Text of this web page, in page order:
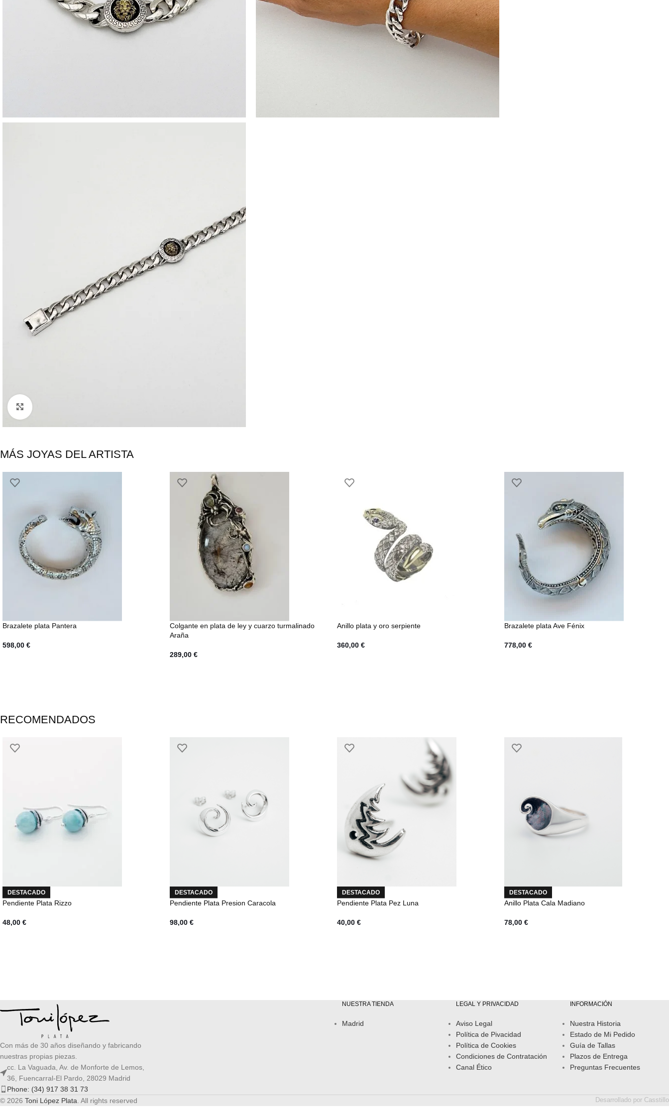
MÁS JOYAS DEL ARTISTA
Brazalete plata Pantera
598,00 €
Colgante en plata de ley y cuarzo turmalinado
Araña
289,00 €
Anillo plata y oro serpiente
360,00 €
Brazalete plata Ave Fénix
778,00 €
RECOMENDADOS
DESTACADO
Pendiente Plata Rizzo
48,00 €
DESTACADO
Pendiente Plata Presion Caracola
98,00 €
DESTACADO
Pendiente Plata Pez Luna
40,00 €
DESTACADO
Anillo Plata Cala Madiano
78,00 €
Con más de 30 años diseñando y fabricando
nuestras propias piezas.
cc. La Vaguada, Av. de Monforte de Lemos,
36, Fuencarral-El Pardo, 28029 Madrid
Phone: (34) 917 38 31 73
NUESTRA TIENDA
Madrid
LEGAL Y PRIVACIDAD
Aviso Legal
Política de Pivacidad
Política de Cookies
Condiciones de Contratación
Canal Ético
INFORMACIÓN
Nuestra Historia
Estado de Mi Pedido
Guía de Tallas
Plazos de Entrega
Preguntas Frecuentes
© 2026 Toni López Plata . All rights reserved Desarrollado por Casstillo